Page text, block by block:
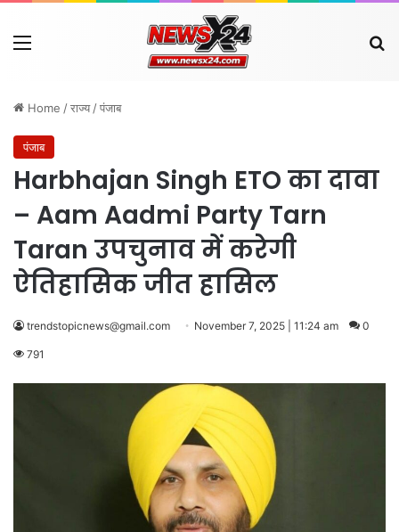
Menu
Home /राज्य /पंजाब
पंजाब
Harbhajan Singh ETO का दावा
– Aam Aadmi Party Tarn
Taran उपचुनाव में करेगी
ऐतिहासिक जीत हासिल
trendstopicnews@gmail.com November 7, 2025 | 11:24 am 0
791